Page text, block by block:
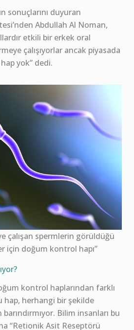
sonuçlarını duyuran
Abdullah Al Noman,
etkili bir erkek oral
çalışıyorlar ancak piyasada
yok” dedi.
çalışan spermlerin görüldüğü
için doğum kontrol hapı”
kontrol haplarından farklı
hap, herhangi bir şekilde
Bilim insanları bu
“Retionik Asit Reseptörü